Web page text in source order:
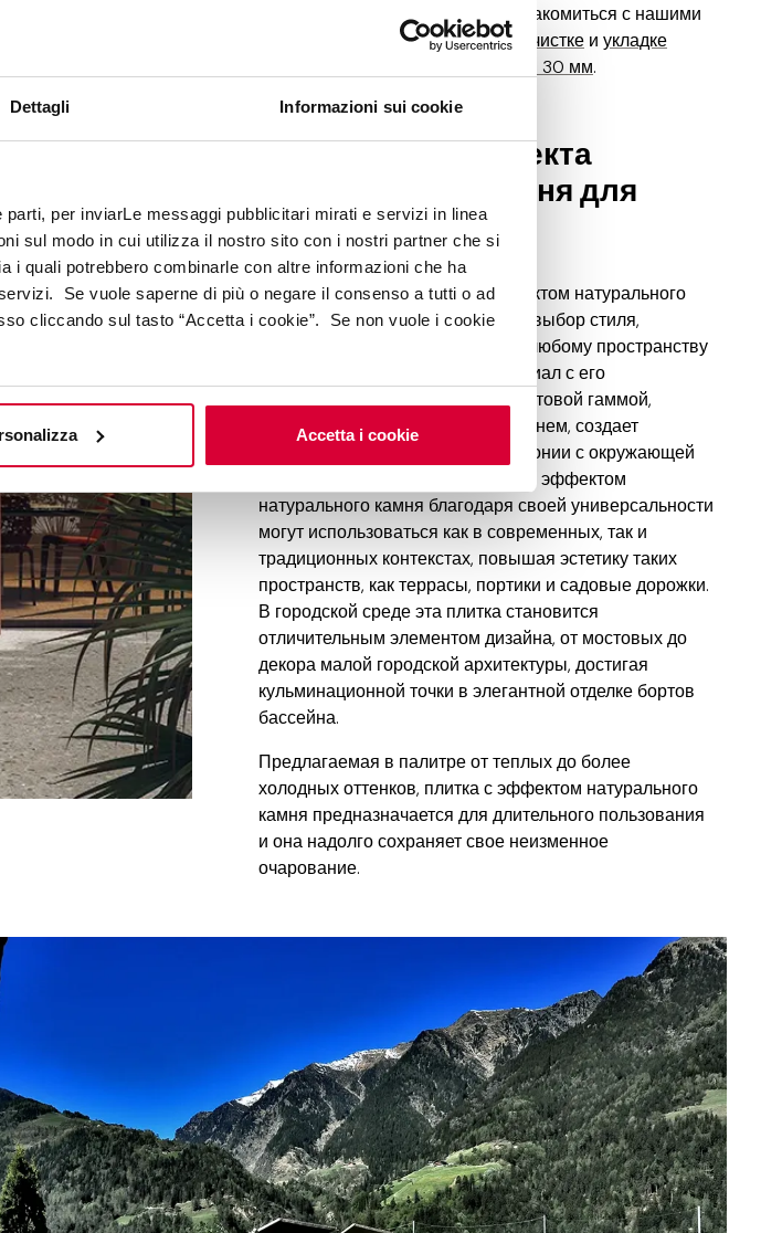
Dettagli Informazioni sui cookie
per inviarLe messaggi pubblicitari mirati e servizi in linea
sul modo in cui utilizza il nostro sito con i nostri partner che si
i quali potrebbero combinarle con altre informazioni che ha
Se vuole saperne di più o negare il consenso a tutti o ad
cliccando sul tasto “Accetta i cookie”. Se non vuole i cookie
Accetta i cookie
пространств предлагаем вам ознакомиться с нашими
подробными руководствами по
очистке и укладке
керамогранита толщиной 20 мм и 30 мм.
discovery leccese ivory
Очарование эффекта
натурального камня для
наружных работ
Плитка из керамогранита с эффектом натурального
камня для наружных работ – это выбор стиля,
придающего ценность и красоту любому пространству
на открытом воздухе. Этот материал с его
разнообразными оттенками и цветовой гаммой,
вдохновленной натуральным камнем, создает
атмосферу аутентичности и гармонии с окружающей
его средой. Наружные мощения с эффектом
натурального камня благодаря своей универсальности
могут использоваться как в современных, так и
традиционных контекстах, повышая эстетику таких
пространств, как террасы, портики и садовые дорожки.
В городской среде эта плитка становится
отличительным элементом дизайна, от мостовых до
декора малой городской архитектуры, достигая
кульминационной точки в элегантной отделке бортов
бассейна.
Предлагаемая в палитре от теплых до более
холодных оттенков, плитка с эффектом натурального
камня предназначается для длительного пользования
и она надолго сохраняет свое неизменное
очарование.